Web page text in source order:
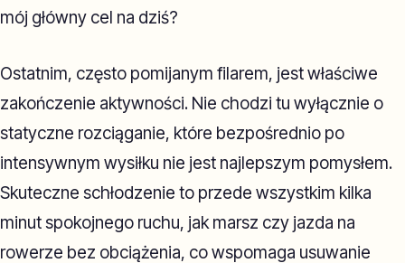
mój główny cel na dziś?
Ostatnim, często pomijanym filarem, jest właściwe
zakończenie aktywności. Nie chodzi tu wyłącznie o
statyczne rozciąganie, które bezpośrednio po
intensywnym wysiłku nie jest najlepszym pomysłem.
Skuteczne schłodzenie to przede wszystkim kilka
minut spokojnego ruchu, jak marsz czy jazda na
rowerze bez obciążenia, co wspomaga usuwanie